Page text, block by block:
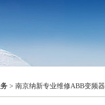
> 南京纳新专业维修ABB变频器